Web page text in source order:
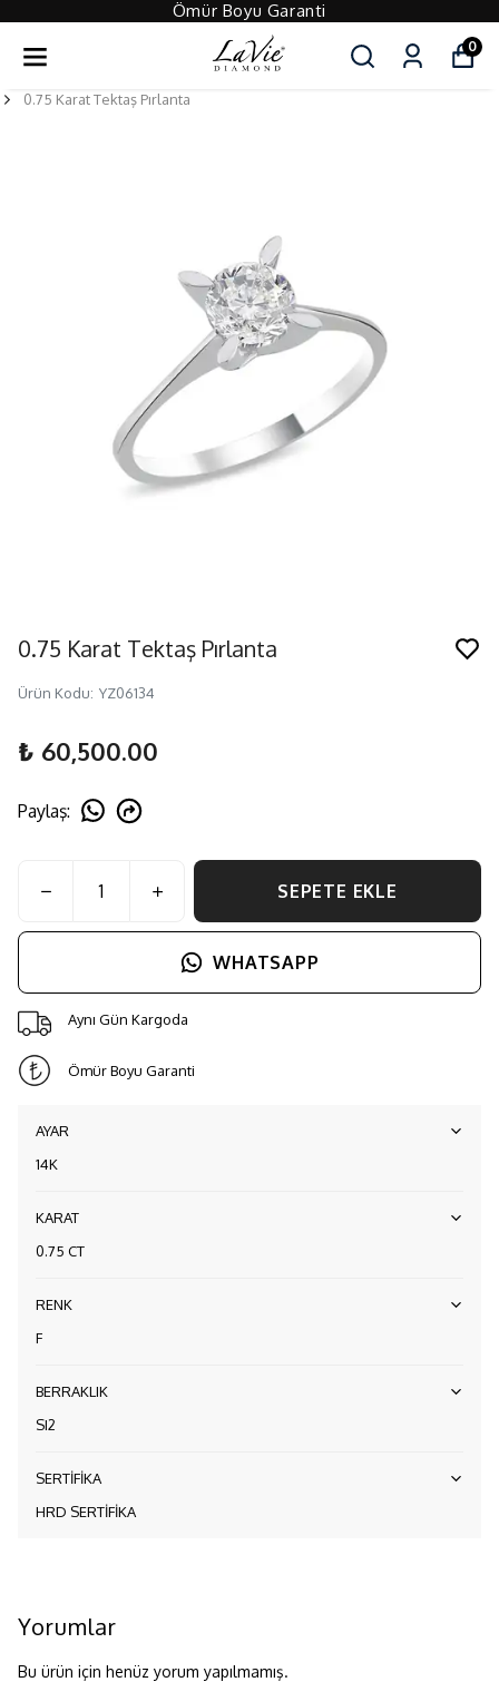
Ömür Boyu Garanti
0
0.75 Karat Tektaş Pırlanta
0.75 Karat Tektaş Pırlanta
Ürün Kodu: YZ06134
₺ 60,500.00
Paylaş:
SEPETE EKLE
WHATSAPP
Aynı Gün Kargoda
Ömür Boyu Garanti
AYAR
14K
KARAT
0.75 CT
RENK
F
BERRAKLIK
SI2
SERTİFİKA
HRD SERTİFİKA
Yorumlar
Bu ürün için henüz yorum yapılmamış.